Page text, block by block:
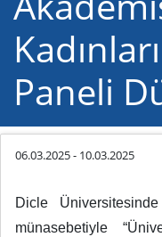
Paneli
06.03.2025- 10.03.2025
Dicle
münasebetiyle